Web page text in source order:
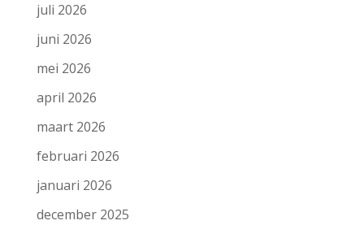
juli 2026
juni 2026
mei 2026
april 2026
maart 2026
februari 2026
januari 2026
december 2025